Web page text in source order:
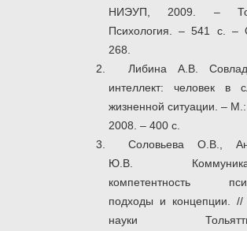
НИЭУП, 2009. –
Психология. – 541 с. –
268.
Либина А.В.
интеллект: человек в
жизненной ситуации. –
2008. – 400 с.
Соловьева О.В.,
Ю.В.
компетентность
подходы и концепции. //
науки